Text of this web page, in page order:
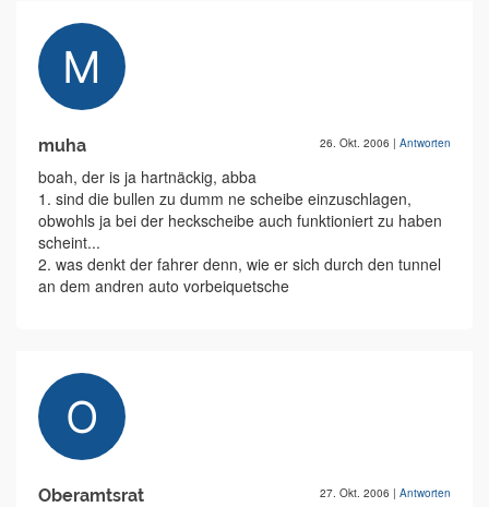
muha 26. Okt. 2006 | Antworten
boah, der is ja hartnäckig, abba
1. sind die bullen zu dumm ne scheibe einzuschlagen,
obwohls ja bei der heckscheibe auch funktioniert zu haben
scheint...
2. was denkt der fahrer denn, wie er sich durch den tunnel
an dem andren auto vorbeiquetsche
Oberamtsrat 27. Okt. 2006 | Antworten